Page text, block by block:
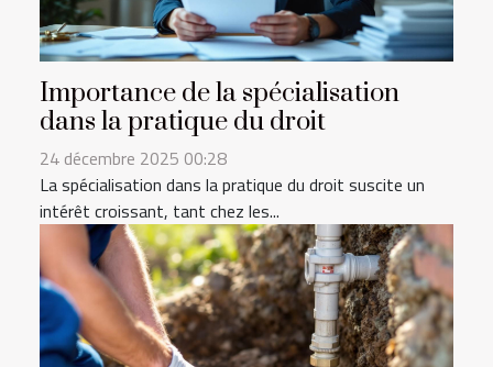
Importance de la spécialisation
dans la pratique du droit
24 décembre 2025 00:28
La spécialisation dans la pratique du droit suscite un
intérêt croissant, tant chez les...